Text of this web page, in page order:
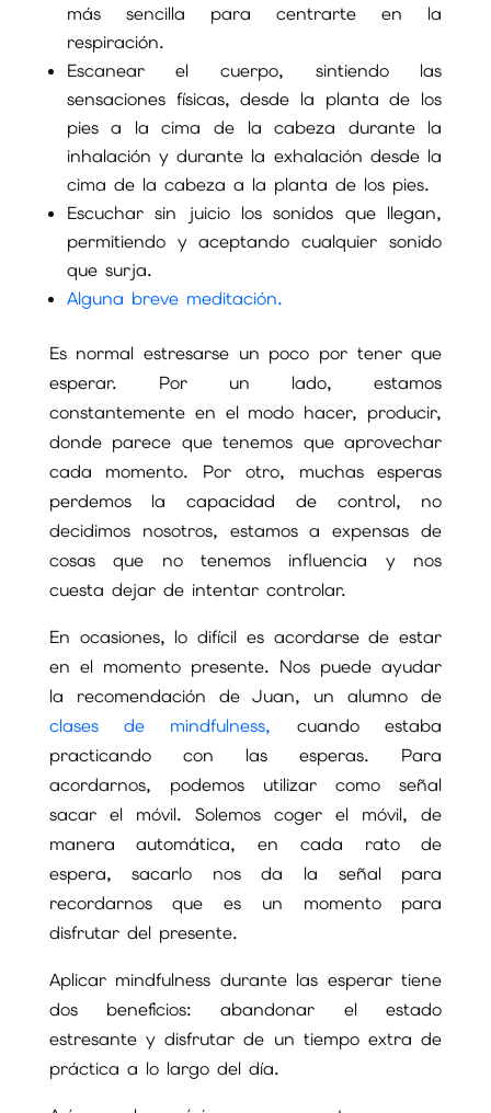
más sencilla para centrarte en la
respiración.
Escanear el cuerpo, sintiendo las
sensaciones físicas, desde la planta de los
pies a la cima de la cabeza durante la
inhalación y durante la exhalación desde la
cima de la cabeza a la planta de los pies.
Escuchar sin juicio los sonidos que llegan,
permitiendo y aceptando cualquier sonido
que surja.
Alguna breve meditación.
Es normal estresarse un poco por tener que
esperar. Por un lado, estamos
constantemente en el modo hacer, producir,
donde parece que tenemos que aprovechar
cada momento. Por otro, muchas esperas
perdemos la capacidad de control, no
decidimos nosotros, estamos a expensas de
cosas que no tenemos influencia y nos
cuesta dejar de intentar controlar.
En ocasiones, lo difícil es acordarse de estar
en el momento presente. Nos puede ayudar
la recomendación de Juan, un alumno de
clases de mindfulness, cuando estaba
practicando con las esperas. Para
acordarnos, podemos utilizar como señal
sacar el móvil. Solemos coger el móvil, de
manera automática, en cada rato de
espera, sacarlo nos da la señal para
recordarnos que es un momento para
disfrutar del presente.
Aplicar mindfulness durante las esperar tiene
dos beneficios: abandonar el estado
estresante y disfrutar de un tiempo extra de
práctica a lo largo del día.